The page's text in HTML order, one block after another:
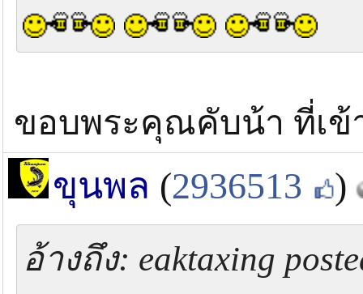
ขอบพระคุณคับน้า ที่เ
ขุนพล (2936513 )
อ้างถึง: eaktaxing